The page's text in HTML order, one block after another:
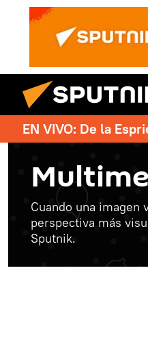
EN VIVO: De la
Cuando una imagen
perspectiva más
Sputnik.